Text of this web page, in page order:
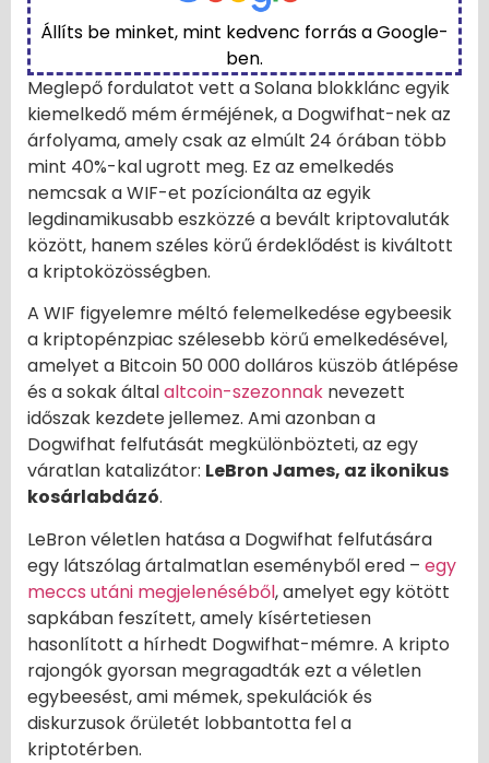
Állíts be minket, mint kedvenc forrás a Google-
ben.
Meglepő fordulatot vett a Solana blokklánc egyik
kiemelkedő mém érméjének, a Dogwifhat-nek az
árfolyama, amely csak az elmúlt 24 órában több
mint 40%-kal ugrott meg. Ez az emelkedés
nemcsak a WIF-et pozícionálta az egyik
legdinamikusabb eszközzé a bevált kriptovaluták
között, hanem széles körű érdeklődést is kiváltott
a kriptoközösségben.
A WIF figyelemre méltó felemelkedése egybeesik
a kriptopénzpiac szélesebb körű emelkedésével,
amelyet a Bitcoin 50 000 dolláros küszöb átlépése
és a sokak általaltcoin-szezonnak nevezett
időszak kezdete jellemez. Ami azonban a
Dogwifhat felfutását megkülönbözteti, az egy
váratlan katalizátor: LeBron James, az ikonikus
kosárlabdázó.
LeBron véletlen hatása a Dogwifhat felfutására
egy látszólag ártalmatlan eseményből ered – egy
meccs utáni megjelenéséből, amelyet egy kötött
sapkában feszített, amely kísértetiesen
hasonlított a hírhedt Dogwifhat-mémre. A kripto
rajongók gyorsan megragadták ezt a véletlen
egybeesést, ami mémek, spekulációk és
diskurzusok őrületét lobbantotta fel a
kriptotérben.